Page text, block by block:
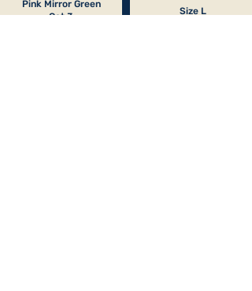
Pink Mirror Green
Cat.3
Size L